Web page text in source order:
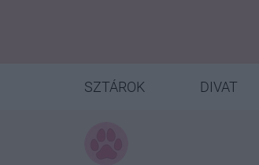
SZTÁROK DIVAT